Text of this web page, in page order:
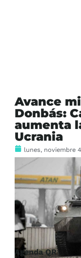
Avance
Donbás:
aumenta
Ucrania
lunes, noviembre
Agenda QR